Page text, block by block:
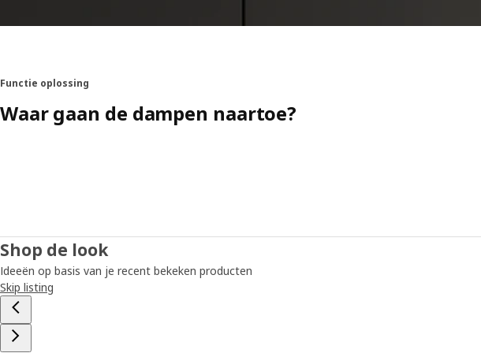
Functie oplossing
Waar gaan de dampen naartoe?
Shop de look
Ideeën op basis van je recent bekeken producten
Skip listing